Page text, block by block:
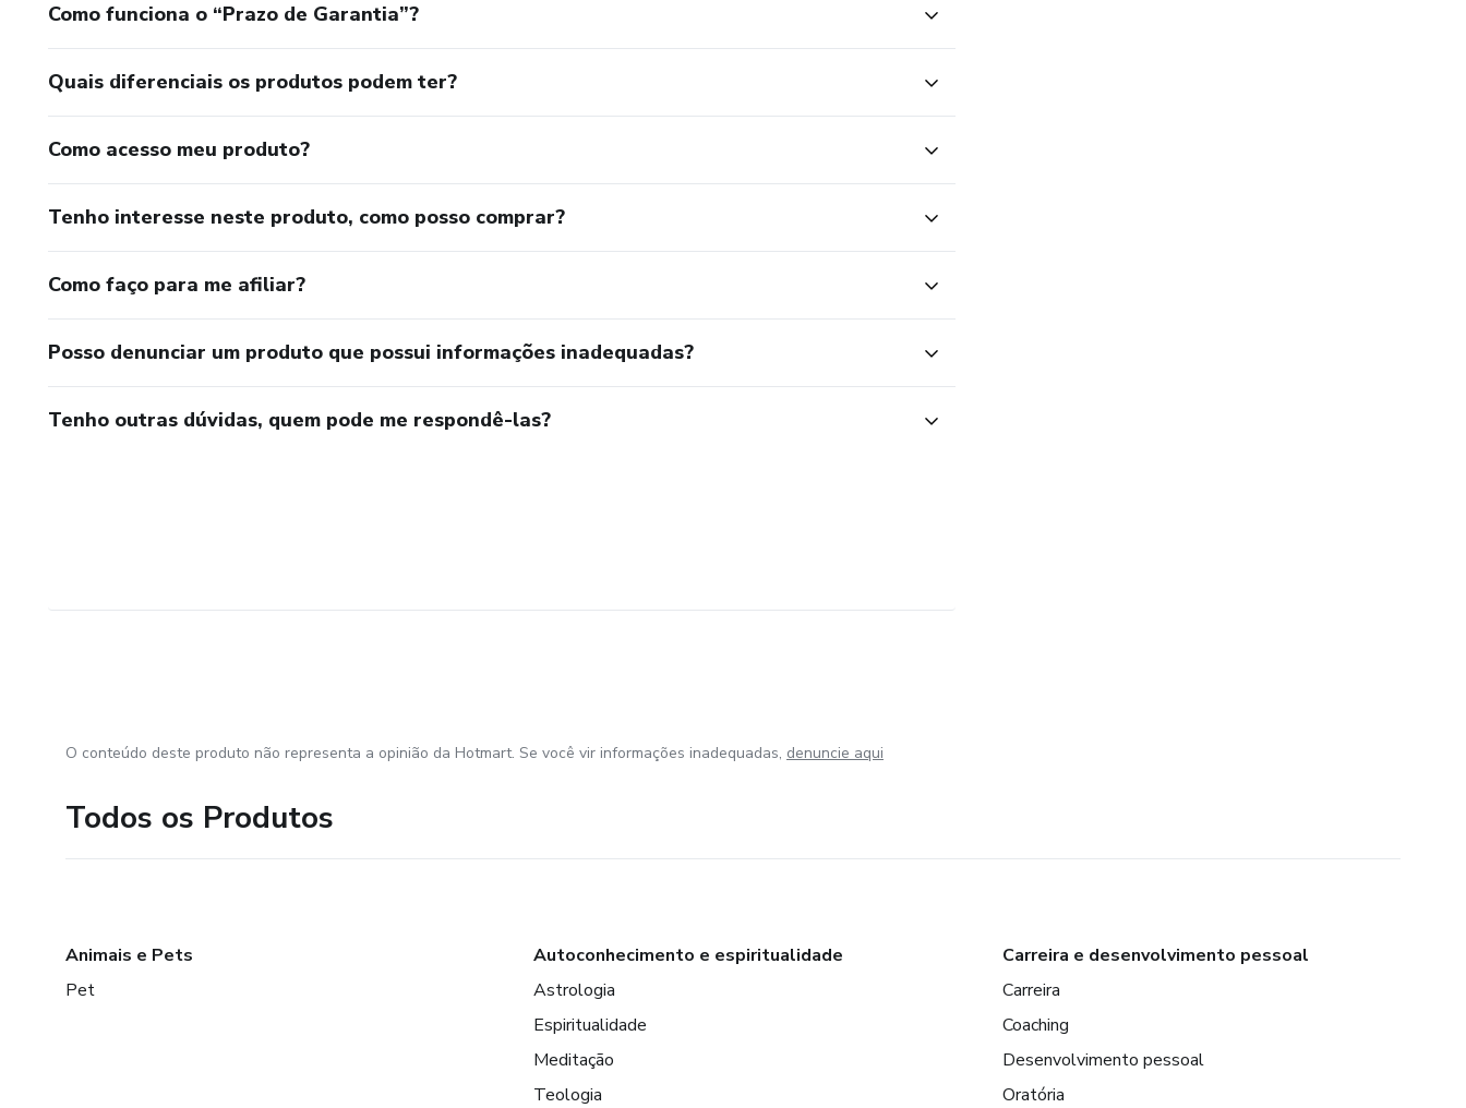
Como funciona o “Prazo de Garantia”?
Quais diferenciais os produtos podem ter?
Como acesso meu produto?
Tenho interesse neste produto, como posso comprar?
Como faço para me afiliar?
Posso denunciar um produto que possui informações inadequadas?
Tenho outras dúvidas, quem pode me respondê-las?
O conteúdo deste produto não representa a opinião da Hotmart. Se você vir informações inadequadas, denuncie aqui
Todos os Produtos
Animais e Pets
Pet
Autoconhecimento e espiritualidade
Astrologia
Espiritualidade
Meditação
Teologia
Carreira e desenvolvimento pessoal
Carreira
Coaching
Desenvolvimento pessoal
Oratória